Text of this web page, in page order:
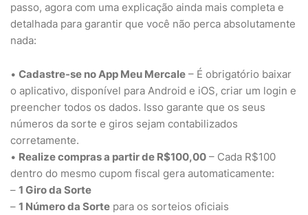
passo, agora com uma explicação ainda mais completa e
detalhada para garantir que você não perca absolutamente
nada:
• Cadastre-se no App Meu Mercale – É obrigatório baixar
o aplicativo, disponível para Android e iOS, criar um login e
preencher todos os dados. Isso garante que os seus
números da sorte e giros sejam contabilizados
corretamente.
• Realize compras a partir de R$100,00 – Cada R$100
dentro do mesmo cupom fiscal gera automaticamente:
– 1 Giro da Sorte
– 1 Número da Sorte para os sorteios oficiais